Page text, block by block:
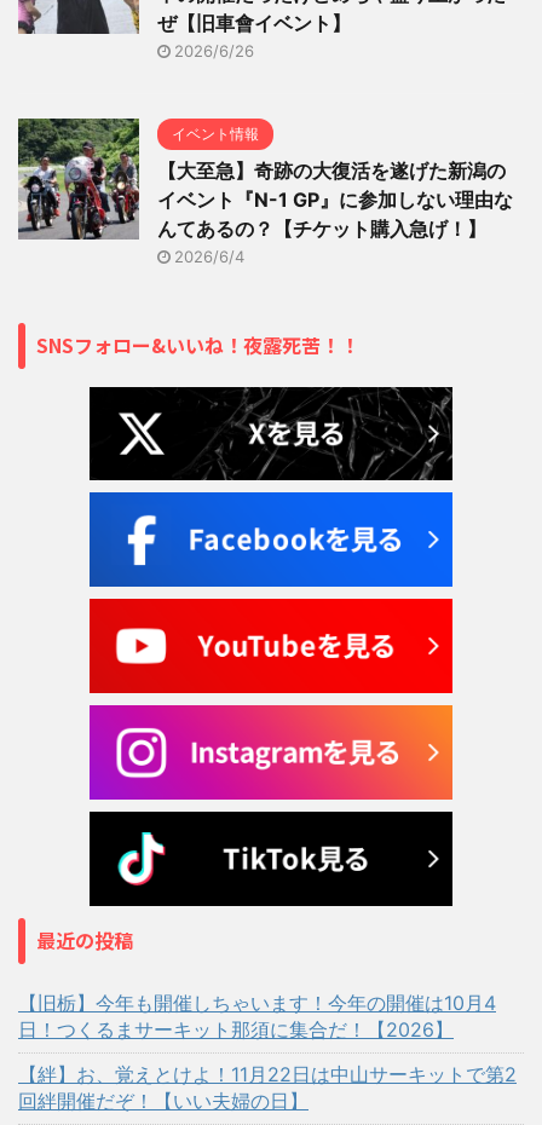
ぜ【旧車會イベント】
2026/6/26
イベント情報
【大至急】奇跡の大復活を遂げた新潟の
イベント『N-1 GP』に参加しない理由な
んてあるの？【チケット購入急げ！】
2026/6/4
SNSフォロー&いいね！夜露死苦！！
最近の投稿
【旧栃】今年も開催しちゃいます！今年の開催は10月4
日！つくるまサーキット那須に集合だ！【2026】
【絆】お、覚えとけよ！11月22日は中山サーキットで第2
回絆開催だぞ！【いい夫婦の日】